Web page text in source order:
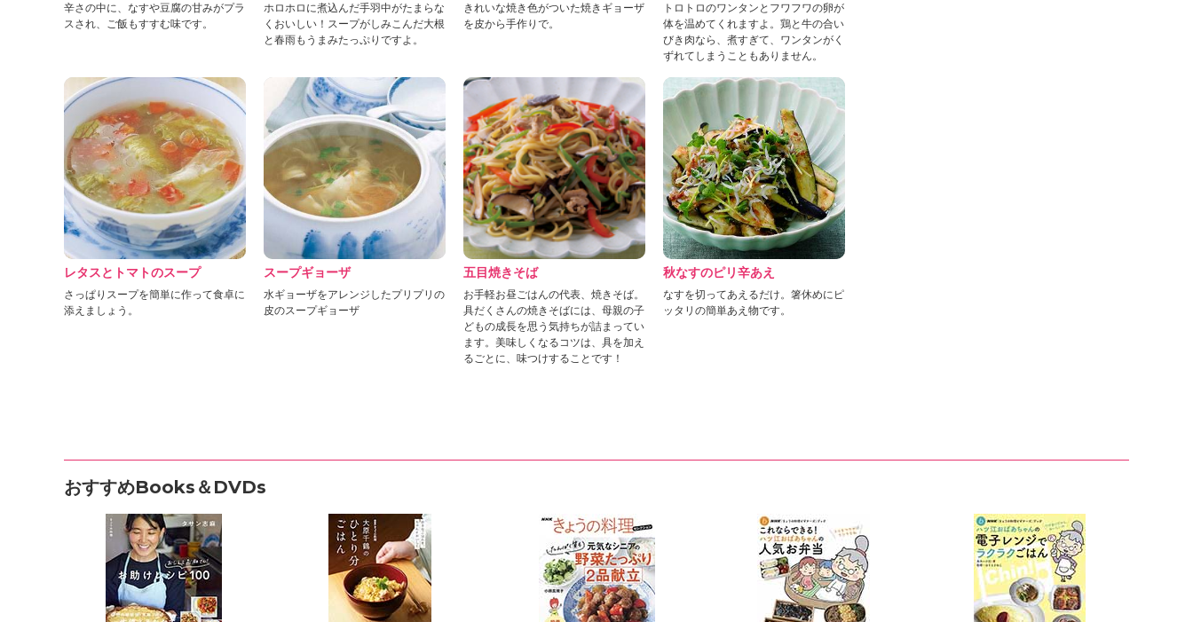
辛さの中に、なすや豆腐の甘みがプラ
スされ、ご飯もすすむ味です。
ホロホロに煮込んだ手羽中がたまらな
くおいしい！スープがしみこんだ大根
と春雨もうまみたっぷりですよ。
きれいな焼き色がついた焼きギョーザ
を皮から手作りで。
トロトロのワンタンとフワフワの卵が
体を温めてくれますよ。鶏と牛の合い
びき肉なら、煮すぎて、ワンタンがく
ずれてしまうこともありません。
レタスとトマトのスープ
さっぱりスープを簡単に作って食卓に
添えましょう。
スープギョーザ
水ギョーザをアレンジしたプリプリの
皮のスープギョーザ
五目焼きそば
お手軽お昼ごはんの代表、焼きそば。
具だくさんの焼きそばには、母親の子
どもの成長を思う気持ちが詰まってい
ます。美味しくなるコツは、具を加え
るごとに、味つけすることです！
秋なすのピリ辛あえ
なすを切ってあえるだけ。箸休めにピ
ッタリの簡単あえ物です。
おすすめBooks＆DVDs